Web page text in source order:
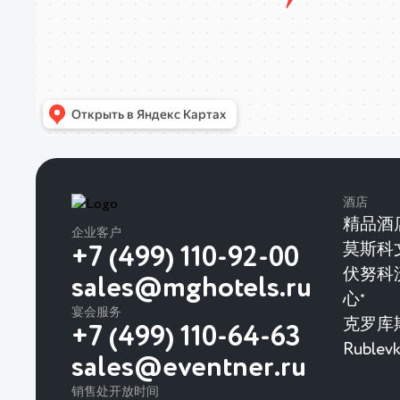
企业客户
+7 (499) 110-92-00
sales@mghotels.ru
宴会服务
+7 (499) 110-64-63
sales@eventner.ru
销售处开放时间
酒店
精品酒
莫斯科
伏努科
心★
克罗库